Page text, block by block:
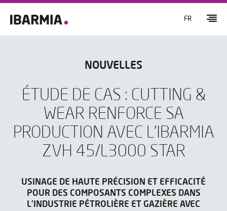
FR
NOUVELLES
ÉTUDE DE CAS : CUTTING &
WEAR RENFORCE SA
PRODUCTION AVEC L’IBARMIA
ZVH 45/L3000 STAR
USINAGE DE HAUTE PRÉCISION ET EFFICACITÉ
POUR DES COMPOSANTS COMPLEXES DANS
L’INDUSTRIE PÉTROLIÈRE ET GAZIÈRE AVEC